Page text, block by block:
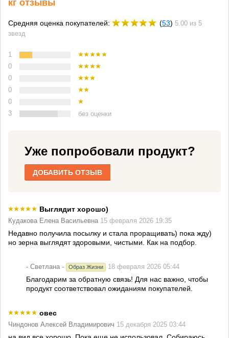
кг отзывы
Средняя оценка покупателей: (53) 5.00 из 5
звезд
1
0
0
0
0
3
без оценки
Уже попробовали продукт?
ДОБАВИТЬ ОТЗЫВ
Выглядит хорошо)
Кудакова Елена Васильевна 15 февраля 2026 19:35
Недавно получила посылку и стала проращивать) пока жду)
но зерна выглядят здоровыми, чистыми. Как на подбор.
- Светлана - Образ Жизни 18 февраля 2026 05:44
Благодарим за обратную связь! Для нас важно, чтобы
продукт соответствовал ожиданиям покупателей.
овес
Чиндонов Алексей Владимирович 15 декабря 2025 03:44